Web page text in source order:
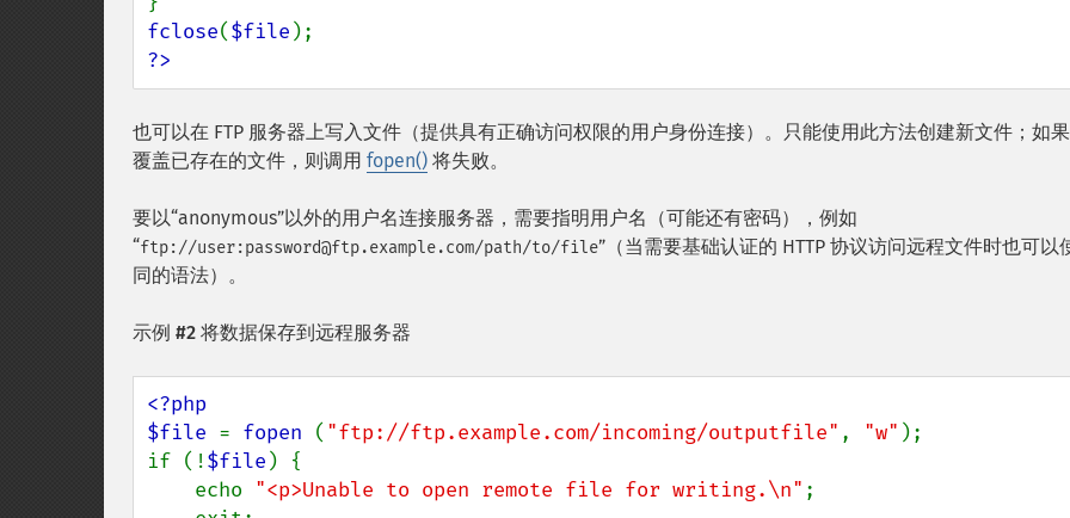
fclose($file
?>
也可以在 FTP 服务器上写入文件（提供具有正确访问权限的用户身份连接）。只能使用此方法创建新文件；如
覆盖已存在的文件，则调用 fopen() 将失败。
要以“anonymous”以外的用户名连接服务器，需要指明用户名（可能还有密码），例如
“ftp://user:password@ftp.example.com/path/to/file”（当需要基础认证的 HTTP 协议访问远程文件时也可以
同的语法）。
示例 #2 将数据保存到远程服务器
<?php
$file = fopen ( "ftp://ftp.example.com/incoming/outputfile" , "w" );
if (!$file ) {
    echo
"<p>Unable to open remote file for writing.\n" ;